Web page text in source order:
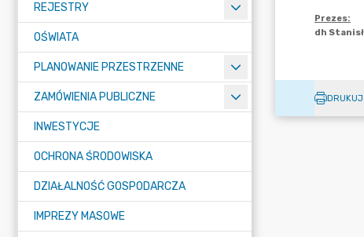
REJESTRY
OŚWIATA
PLANOWANIE PRZESTRZENNE
ZAMÓWIENIA PUBLICZNE
INWESTYCJE
OCHRONA ŚRODOWISKA
DZIAŁALNOŚĆ GOSPODARCZA
IMPREZY MASOWE
DRUKUJ